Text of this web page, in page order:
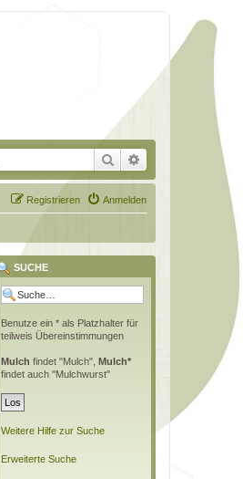
Suche Erweiterte Suche
Anmelden
Registrieren
SUCHE
Benutze ein * als Platzhalter für
teilweis Übereinstimmungen
Mulch findet "Mulch", Mulch*
findet auch "Mulchwurst"
Weitere Hilfe zur Suche
Erweiterte Suche